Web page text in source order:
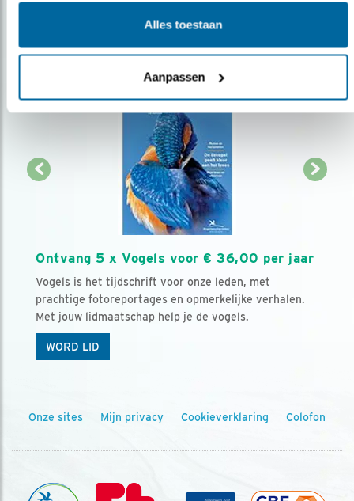
Alles toestaan
Aanpassen
Ontvang 5 x Vogels voor € 36,00 per jaar
Vogels is het tijdschrift voor onze leden, met
prachtige fotoreportages en opmerkelijke verhalen.
Met jouw lidmaatschap help je de vogels.
WORD LID
Onze sites Mijn privacy Cookieverklaring Colofon